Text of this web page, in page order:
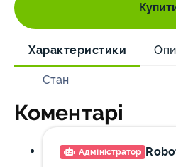
Характеристики
Стан
Коментарі
Адміністратор